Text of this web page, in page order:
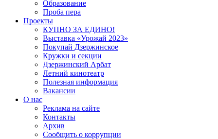
Образование
Проба пера
Проекты
КУПНО ЗА ЕДИНО!
Выставка «Урожай 2023»
Покупай Дзержинское
Кружки и секции
Дзержинский Арбат
Летний кинотеатр
Полезная информация
Вакансии
О нас
Реклама на сайте
Контакты
Архив
Сообщить о коррупции